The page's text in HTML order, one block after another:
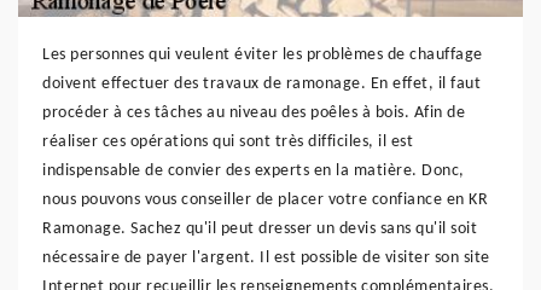
Les personnes qui veulent éviter les problèmes de chauffage
doivent effectuer des travaux de ramonage. En effet, il faut
procéder à ces tâches au niveau des poêles à bois. Afin de
réaliser ces opérations qui sont très difficiles, il est
indispensable de convier des experts en la matière. Donc,
nous pouvons vous conseiller de placer votre confiance en KR
Ramonage. Sachez qu'il peut dresser un devis sans qu'il soit
nécessaire de payer l'argent. Il est possible de visiter son site